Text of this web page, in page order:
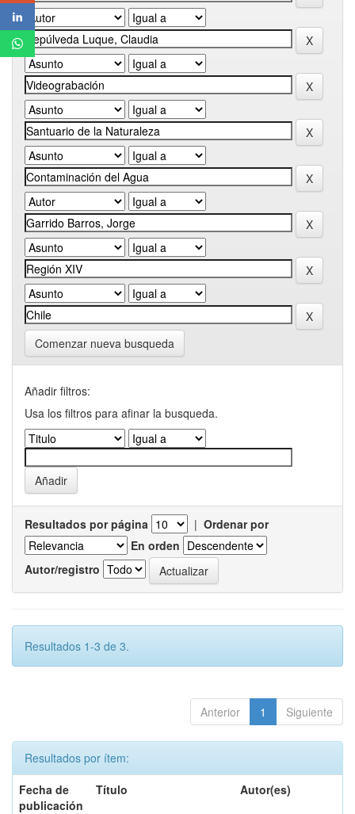
Comenzar nueva busqueda
Añadir filtros:
Usa los filtros para afinar la busqueda.
Resultados por página | Ordenar por
En orden
Autor/registro
Resultados 1-3 de 3.
Anterior 1 Siguiente
Resultados por ítem:
Fecha de
publicación
Título Autor(es)